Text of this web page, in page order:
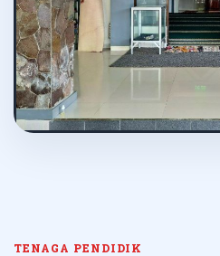
TENAGA PENDIDIK